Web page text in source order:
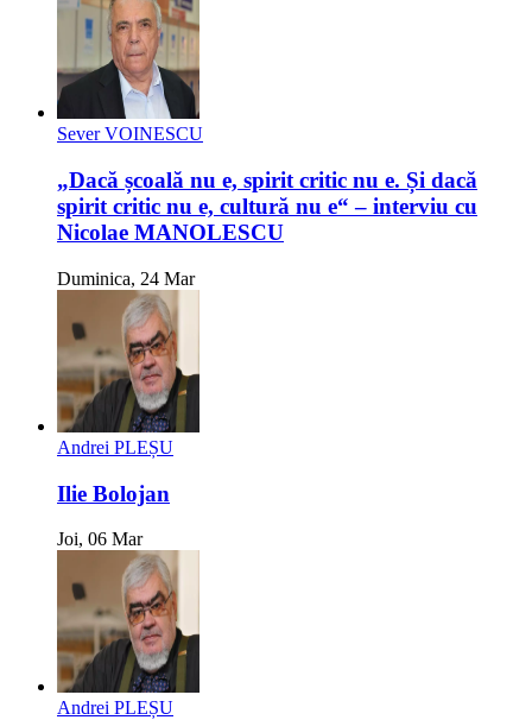
Sever VOINESCU
„Dacă școală nu e, spirit critic nu e. Și dacă
spirit critic nu e, cultură nu e“ – interviu cu
Nicolae MANOLESCU
Duminica, 24 Mar
Andrei PLEȘU
Ilie Bolojan
Joi, 06 Mar
Andrei PLEȘU